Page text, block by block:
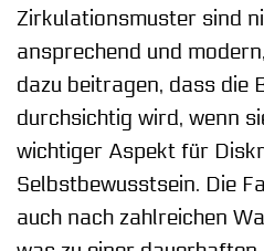
Zirkulationsmuster sind
ansprechend und
dazu beitragen, dass die
durchsichtig wird, wenn
wichtiger Aspekt für
Selbstbewusstsein. Die
auch nach zahlreichen